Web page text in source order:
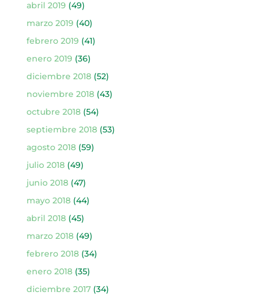
abril 2019 (49)
marzo 2019 (40)
febrero 2019 (41)
enero 2019 (36)
diciembre 2018(52)
noviembre 2018(43)
octubre 2018(54)
septiembre 2018(53)
agosto 2018(59)
julio 2018(49)
junio 2018(47)
mayo 2018(44)
abril 2018(45)
marzo 2018(49)
febrero 2018(34)
enero 2018(35)
diciembre 2017(34)